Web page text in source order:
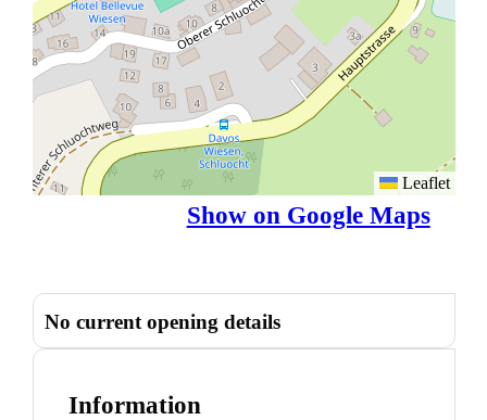
Leaflet
Show on Google Maps
No current opening details
Information